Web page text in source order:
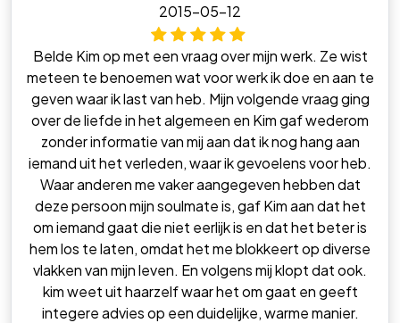
2015-05-12
Belde Kim op met een vraag over mijn werk. Ze wist
meteen te benoemen wat voor werk ik doe en aan te
geven waar ik last van heb. Mijn volgende vraag ging
over de liefde in het algemeen en Kim gaf wederom
zonder informatie van mij aan dat ik nog hang aan
iemand uit het verleden, waar ik gevoelens voor heb.
Waar anderen me vaker aangegeven hebben dat
deze persoon mijn soulmate is, gaf Kim aan dat het
om iemand gaat die niet eerlijk is en dat het beter is
hem los te laten, omdat het me blokkeert op diverse
vlakken van mijn leven. En volgens mij klopt dat ook.
kim weet uit haarzelf waar het om gaat en geeft
integere advies op een duidelijke, warme manier.